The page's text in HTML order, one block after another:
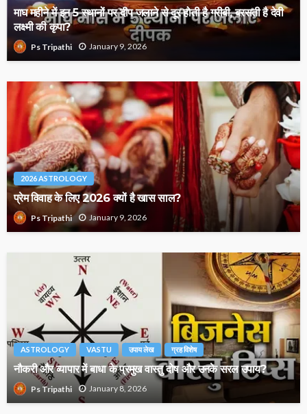
माघ महीने में इन 5 स्थानों पर दीप जलाने से दूर होती है गरीबी, बरसती है देवी
लक्ष्मी की कृपा?
Ps Tripathi January 9, 2026
2026 ASTROLOGY
प्रेम विवाह के लिए 2026 क्यों है खास साल?
Ps Tripathi January 9, 2026
ASTROLOGY VASTU उपाय लेख ग्रह विशेष
नौकरी और व्यापार में बाधा के प्रमुख वास्तु दोष और उनके सरल उपाय?
Ps Tripathi January 8, 2026